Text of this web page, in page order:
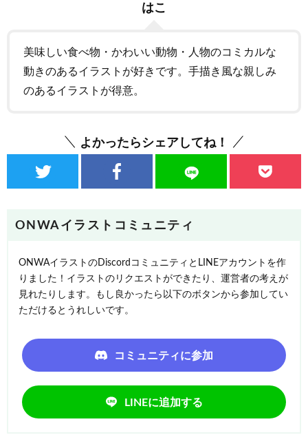
はこ
美味しい食べ物・かわいい動物・人物のコミカルな
動きのあるイラストが好きです。手描き風な親しみ
のあるイラストが得意。
よかったらシェアしてね！
ONWAイラストコミュニティ
ONWAイラストのDiscordコミュニティとLINEアカウントを作
りました！イラストのリクエストができたり、運営者の考えが
見れたりします。もし良かったら以下のボタンから参加してい
ただけるとうれしいです。
コミュニティに参加
LINEに追加する